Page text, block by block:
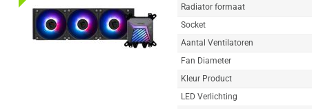
Radiator formaat
Socket
Aantal Ventilatoren
Fan Diameter
Kleur Product
LED Verlichting